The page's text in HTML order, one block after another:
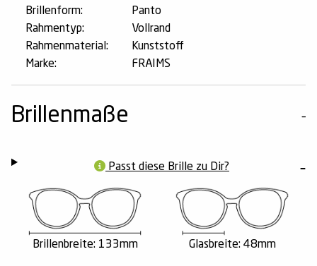
Brillenform:
Panto
Rahmentyp:
Vollrand
Rahmenmaterial:
Kunststoff
Marke:
FRAIMS
Brillenmaße
Passt diese Brille zu Dir?
Brillenbreite: 133mm Glasbreite: 48mm